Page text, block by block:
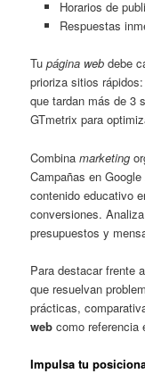
Horarios de
Respuestas
Tupágina web debe
prioriza sitios
que tardan más de 3
GTmetrix para
Combinamarketing
Campañas en
contenido educativo
conversiones.
presupuestos y
Para destacar frente
que resuelvan
prácticas,
web como referencia
Impulsa tu